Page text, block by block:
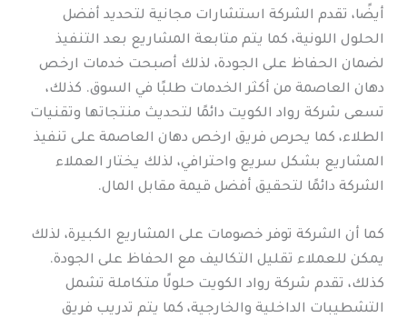
أيضًا، تقدم الشركة استشارات مجانية لتحديد أفضل
الحلول اللونية، كما يتم متابعة المشاريع بعد التنفيذ
لضمان الحفاظ على الجودة، لذلك أصبحت خدمات ارخص
دهان العاصمة من أكثر الخدمات طلبًا في السوق. كذلك،
تسعى شركة رواد الكويت دائمًا لتحديث منتجاتها وتقنيات
الطلاء، كما يحرص فريق ارخص دهان العاصمة على تنفيذ
المشاريع بشكل سريع واحترافي، لذلك يختار العملاء
الشركة دائمًا لتحقيق أفضل قيمة مقابل المال.
كما أن الشركة توفر خصومات على المشاريع الكبيرة، لذلك
يمكن للعملاء تقليل التكاليف مع الحفاظ على الجودة.
كذلك، تقدم شركة رواد الكويت حلولًا متكاملة تشمل
التشطيبات الداخلية والخارجية، كما يتم تدريب فريق